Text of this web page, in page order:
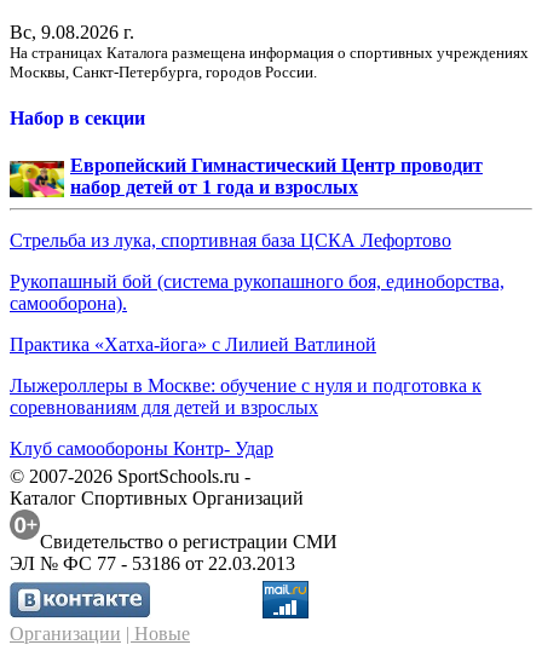
Вс, 9.08.2026 г.
На страницах Каталога размещена информация о спортивных учреждениях
Москвы, Санкт-Петербурга, городов России.
Набор в секции
Европейский Гимнастический Центр проводит
набор детей от 1 года и взрослых
Стрельба из лука, спортивная база ЦСКА Лефортово
Рукопашный бой (система рукопашного боя, единоборства,
самооборона).
Практика «Хатха-йога» с Лилией Ватлиной
Лыжероллеры в Москве: обучение с нуля и подготовка к
соревнованиям для детей и взрослых
Клуб самообороны Контр- Удар
© 2007-2026 SportSchools.ru -
Каталог Спортивных Организаций
Свидетельство о регистрации СМИ
ЭЛ № ФС 77 - 53186 от 22.03.2013
Организации | Новые